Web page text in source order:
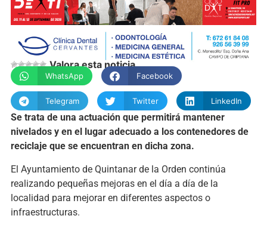
Valora esta noticia
WhatsApp Facebook
Telegram Twitter LinkedIn
Se trata de una actuación que permitirá mantener
nivelados y en el lugar adecuado a los contenedores de
reciclaje que se encuentran en dicha zona.
El Ayuntamiento de Quintanar de la Orden continúa
realizando pequeñas mejoras en el día a día de la
localidad para mejorar en diferentes aspectos o
infraestructuras.